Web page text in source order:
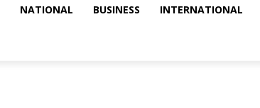
NATIONAL BUSINESS INTERNATIONAL